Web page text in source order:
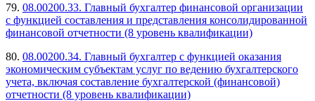
79. 08.00200.33. Главный бухгалтер финансовой организации
с функцией составления и представления консолидированной
финансовой отчетности (8 уровень квалификации)
80. 08.00200.34. Главный бухгалтер с функцией оказания
экономическим субъектам услуг по ведению бухгалтерского
учета, включая составление бухгалтерской (финансовой)
отчетности (8 уровень квалификации)